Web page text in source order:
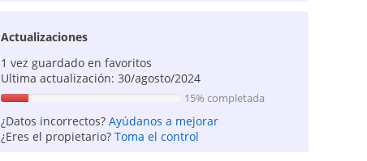
Actualizaciones
1 vez guardado en favoritos
Ultima actualización: 30/agosto/2024
15% completada
¿Datos incorrectos?Ayúdanos a mejorar
¿Eres el propietario?Toma el control